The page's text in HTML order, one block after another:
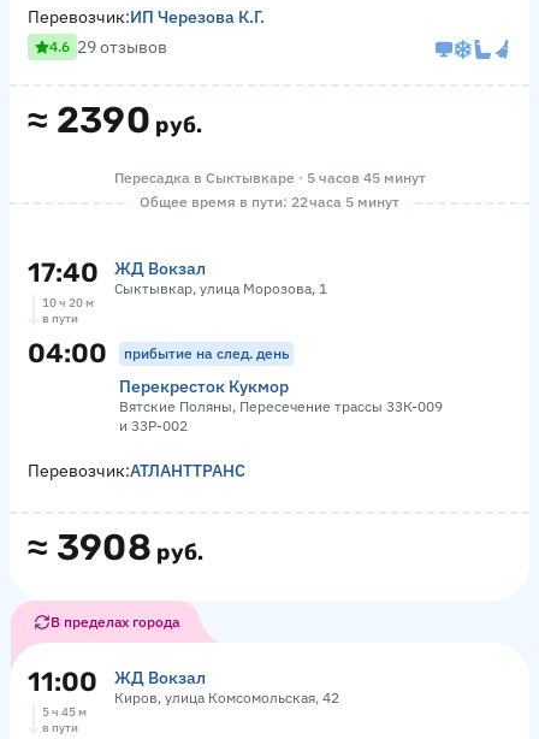
≈ 2390 руб.
Перевозчик:ИП Черезова К.Г.
4.6 29 отзывов
Пересадка в Сыктывкаре · 5 часов 45 минут
Общее время в пути: 22 часа 5 минут
17:40 ЖД Вокзал
Сыктывкар, улица Морозова, 1
10 ч 20 м
в пути
04:00 прибытие на след. день
Перекресток Кукмор
Вятские Поляны, Пересечение трассы 33К-009
и 33Р-002
≈ 3908 руб.
Перевозчик:АТЛАНТТРАНС
В пределах города
11:00 ЖД Вокзал
Киров, улица Комсомольская, 42
5 ч 45 м
в пути